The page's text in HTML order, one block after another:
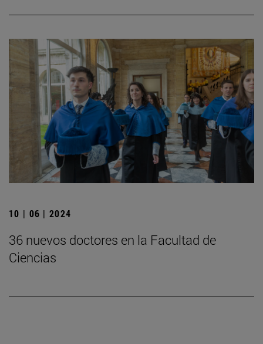
10 | 06 | 2024
36 nuevos doctores en la Facultad de
Ciencias